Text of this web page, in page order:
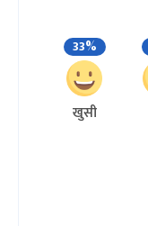
33%
खुसी